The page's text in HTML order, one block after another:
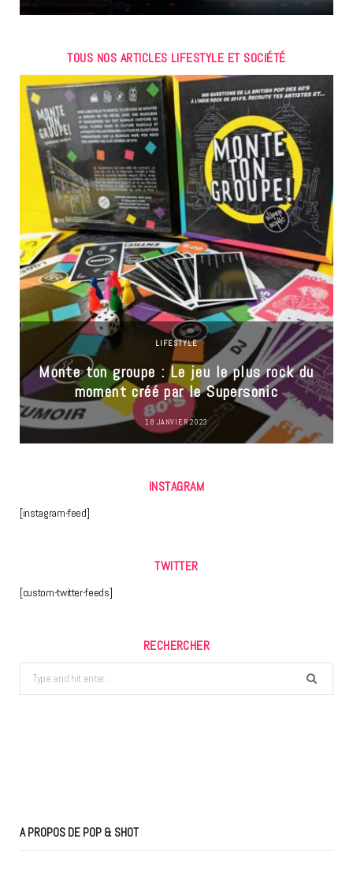
TOUS NOS ARTICLES LIFESTYLE ET SOCIÉTÉ
LIFESTYLE
Monte ton groupe : Le jeu le plus rock du
moment créé par le Supersonic
18 JANVIER 2023
INSTAGRAM
[instagram-feed]
TWITTER
[custom-twitter-feeds]
RECHERCHER
Search
for:
A PROPOS DE POP & SHOT